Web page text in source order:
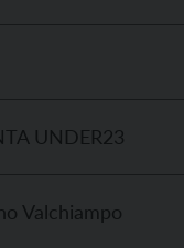
UNDER23
Valchiampo